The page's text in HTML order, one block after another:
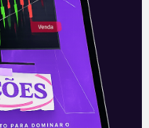
foram
rápido de
pelo Federal
central